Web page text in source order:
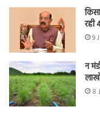
रही
9
न
8